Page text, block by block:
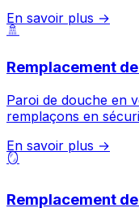
En savoir plus →
🚿
Remplacement
Paroi de douche en
remplaçons en
En savoir plus →
🪞
Remplacement